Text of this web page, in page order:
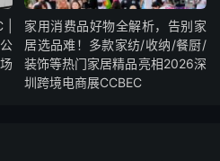
家用消费品好物全解析，告别家
居选品难！多款家纺/收纳/餐厨/
装饰等热门家居精品亮相2026深
圳跨境电商展CCBEC